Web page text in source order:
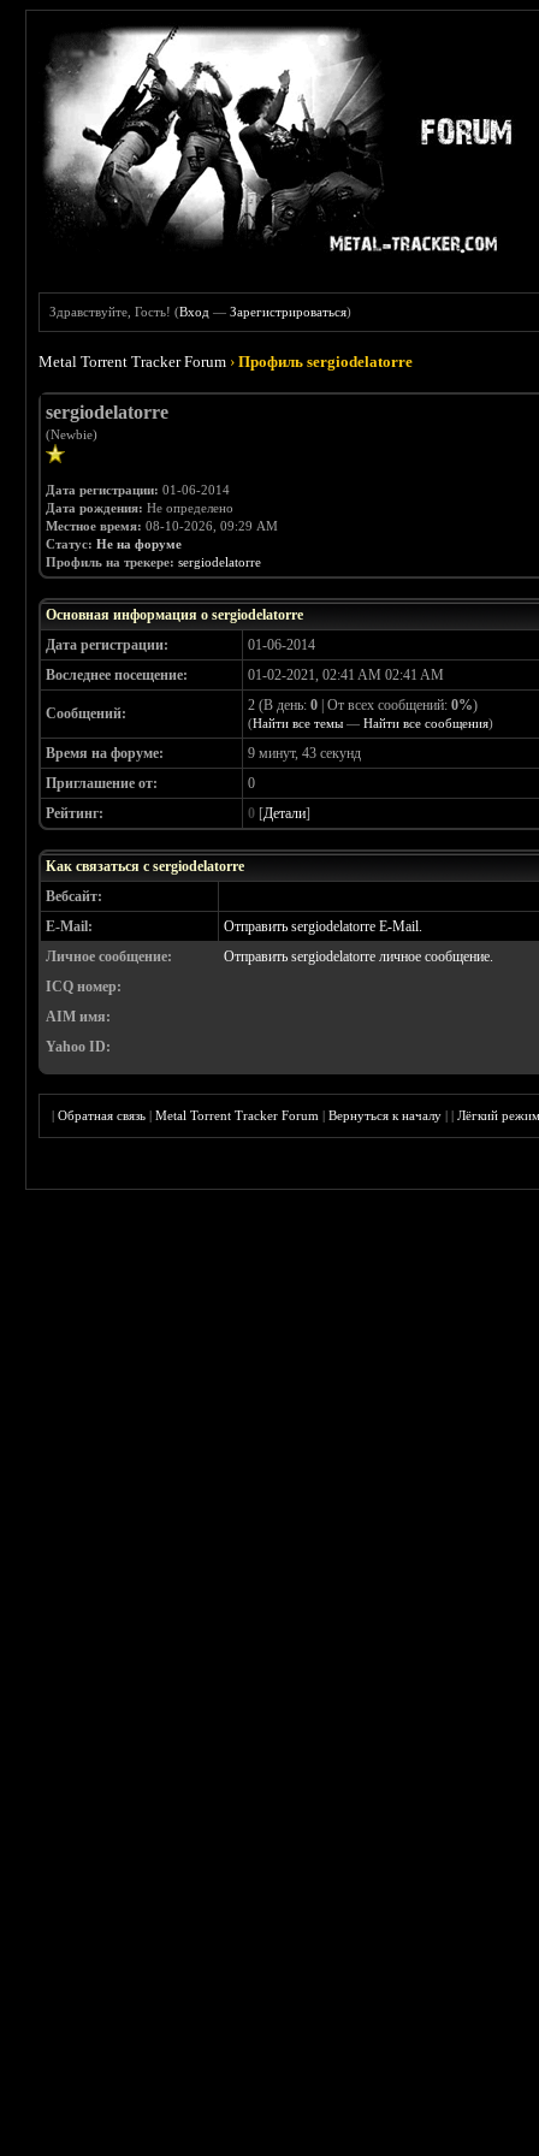
Здравствуйте, Гость! (Вход —Зарегистрироваться)
Metal Torrent Tracker Forum ›Профиль sergiodelatorre
sergiodelatorre
(Newbie)
Дата регистрации: 01-06-2014
Дата рождения: Не определено
Местное время: 08-10-2026, 09:29 AM
Статус: Не на форуме
Профиль на трекере: sergiodelatorre
Основная информация о sergiodelatorre
Дата регистрации:
01-06-2014
Воследнее посещение:
01-02-2021, 02:41 AM 02:41 AM
Сообщений: 2 (В день:0 | От всех сообщений:0%)
(Найти все темы —Найти все сообщения)
Время на форуме:
9 минут, 43 секунд
Приглашение от:
0
Рейтинг:
0 [Детали]
Как связаться с sergiodelatorre
Вебсайт:
E-Mail:
Отправить sergiodelatorre E-Mail.
Личное сообщение:
Отправить sergiodelatorre личное сообщение.
ICQ номер:
AIM имя:
Yahoo ID:
|Обратная связь |Metal Torrent Tracker Forum |Вернуться к началу ||Лёгкий